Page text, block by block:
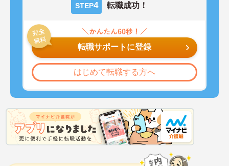
STEP4 転職成功！
転職サポートに登録
はじめて転職する方へ